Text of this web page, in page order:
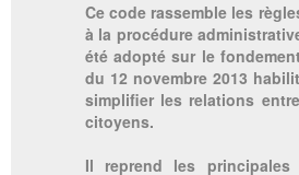
Ce code rassemble les
à la procédure
été adopté sur le
du 12 novembre 2013
simplifier les relations
citoyens.
Il reprend les